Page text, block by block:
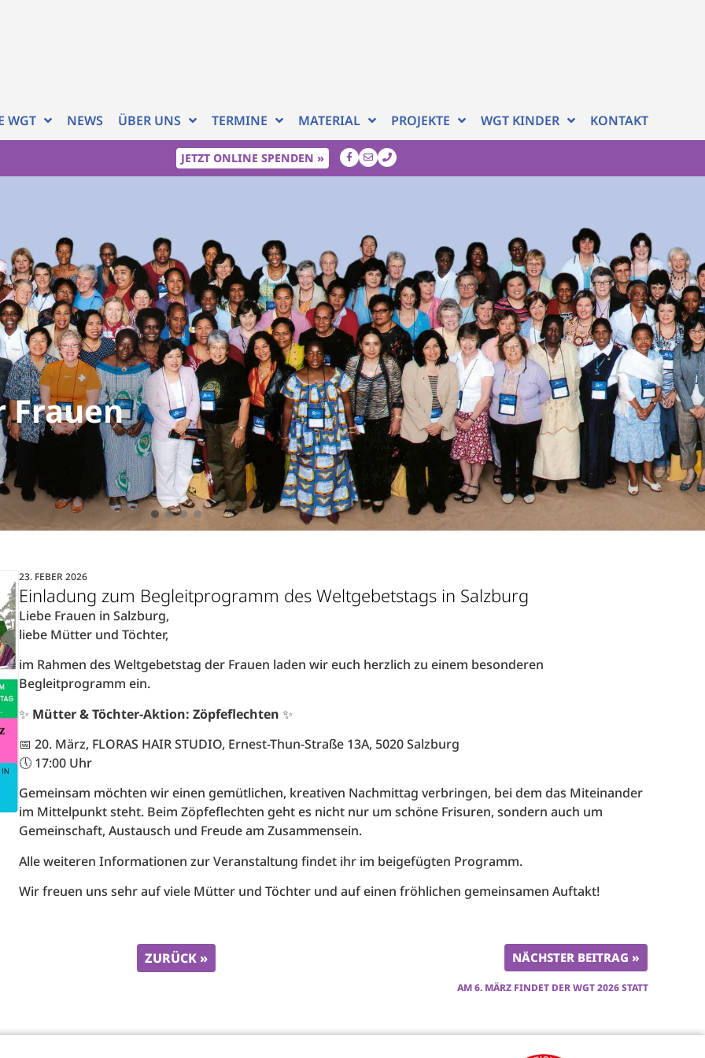
WGT NEWS ÜBER UNS TERMINE MATERIAL PROJEKTE WGT KINDER KONTAKT
JETZT ONLINE SPENDEN »
Frauen
Frauen
Frauen
Frauen
Frauen
Frauen
23. FEBER 2026
Einladung zum Begleitprogramm des Weltgebetstags in Salzburg
Liebe Frauen in Salzburg,
liebe Mütter und Töchter,
im Rahmen des Weltgebetstag der Frauen laden wir euch herzlich zu einem besonderen
Begleitprogramm ein.
✨ Mütter & Töchter-Aktion: Zöpfeflechten ✨
📅 20. März, FLORAS HAIR STUDIO, Ernest-Thun-Straße 13A, 5020 Salzburg
🕔 17:00 Uhr
Gemeinsam möchten wir einen gemütlichen, kreativen Nachmittag verbringen, bei dem das Miteinander
im Mittelpunkt steht. Beim Zöpfeflechten geht es nicht nur um schöne Frisuren, sondern auch um
Gemeinschaft, Austausch und Freude am Zusammensein.
Alle weiteren Informationen zur Veranstaltung findet ihr im beigefügten Programm.
Wir freuen uns sehr auf viele Mütter und Töchter und auf einen fröhlichen gemeinsamen Auftakt!
ZURÜCK » NÄCHSTER BEITRAG »
AM 6. MÄRZ FINDET DER WGT 2026 STATT